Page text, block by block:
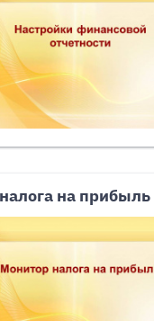
на прибыль